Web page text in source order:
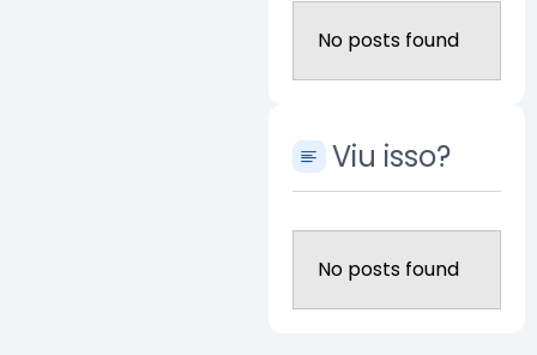
No posts found
Viu isso?
No posts found